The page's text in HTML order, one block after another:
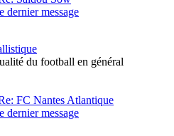
dernier message
du football en général
FC Nantes Atlantique
dernier message